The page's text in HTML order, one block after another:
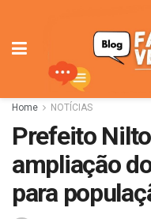
Home NOTÍCIAS
Prefeito
ampliação
para